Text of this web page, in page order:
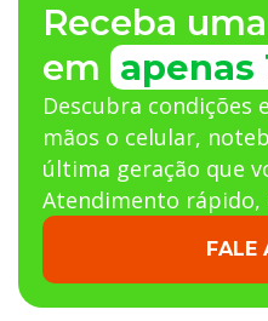
Receba uma
em apenas
Descubra condições
mãos o celular,
última geração que
Atendimento rápido,
FALE